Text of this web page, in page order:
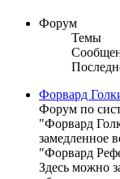
Форум
Темы
Форвард
Форум по
"Форвард
замедленное
"Форвард
Здесь можно